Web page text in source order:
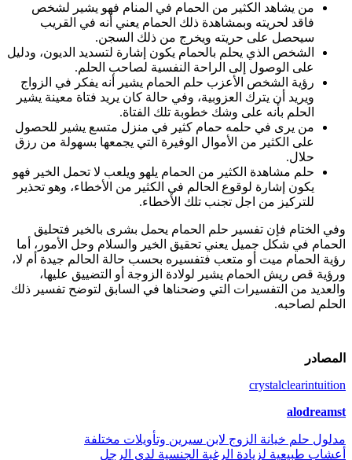
من يشاهد الكثير من الحمام في المنام فهو يشير لشخص
فاقد لحريته وبمشاهدة ذلك الحمام يعني أنه في القريب
سيحصل على حريته ويخرج من ذلك السجن.
الشخص الذي يحلم بالحمام يكون إشارة لتسديد الديون، ودليل
على الوصول إلى الراحة النفسية لصاحب الحلم.
رؤية الشخص الأعزب حلم الحمام يشير أنه يفكر في الزواج
ويريد أن يترك العزوبية، وفي حالة كان يريد فتاة معينة يشير
الحلم بأنه على وشك خطوبة تلك الفتاة.
من يرى في حلمه حمام كثير في منزل متسع يشير للحصول
على الكثير من الأموال الوفيرة التي يجمعها بسهولة من رزق
حلال.
حلم مشاهدة الكثير من الحمام يلهو ويلعب لا تحمل الخير فهو
يكون إشارة لوقوع الحالم في الكثير من الأخطاء، وهو تحذير
للتركيز من اجل تجنب تلك الأخطاء.
وفي الختام فإن تفسير حلم الحمام يحمل بشرى بالخير فتحليق
الحمام في شكل جميل يعني تحقيق الخير والسلام وحل الأمور، أما
رؤية الحمام ميت أو متعب فتفسيره بحسب حالة الحالم جيدة أم لا،
ورؤية قص ريش الحمام يشير لولادة الزوجة أو التضييق عليها،
والعديد من التفسيرات التي وضحناها في السابق لتوضح تفسير ذلك
الحلم لصاحبه.
المصادر
crystalclearintuition
alodreamst
تصفّح
مدلول حلم خيانة الزوج لابن سيرين وتأويلات مختلفة
أعشاب طبيعية لزيادة الرغبة الجنسية لدى الرجل